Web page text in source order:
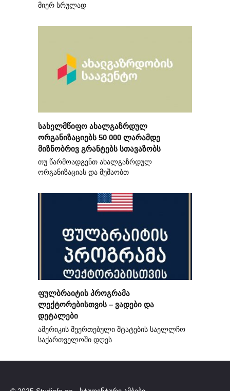
მიერ სრულად
სახელმწიფო ახალგაზრდულ
ორგანიზაციებს 50 000 ლარამდე
მიზნობრივ გრანტებს სთავაზობს
თუ წარმოადგენთ ახალგაზრდულ
ორგანიზაციას და მუშაობთ
ფულბრაიტის პროგრამა
ლექტორებისთვის – ვადები და
დეტალები
ამერიკის შეერთებული შტატების საელლჩო
საქართველოში დღეს